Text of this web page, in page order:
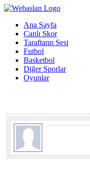
Ana Sayfa
Canlı Skor
Taraftarın Sesi
Futbol
Basketbol
Diğer Sporlar
Oyunlar